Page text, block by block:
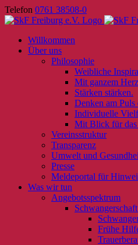
Skip
to
Telefon 0761 38508-0
Willkommen
Über uns
Philosophie
Weibliche
Mit ganzem
Stärken stärken.
Denken am Puls
Individuelle
Mit Blick für das
Vereinsstruktur
Transparenz
Umwelt und
Presse
Meldeportal für
Was wir tun
Angebotsspektrum
Frühe